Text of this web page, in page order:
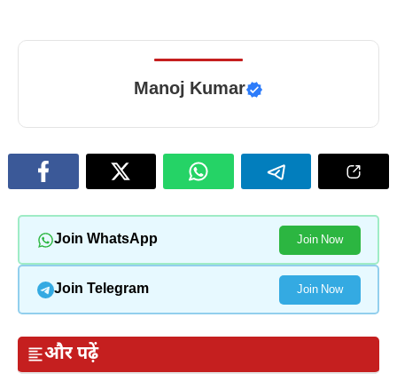
Manoj Kumar
Join WhatsApp Join Now
Join Telegram Join Now
और पढ़ें